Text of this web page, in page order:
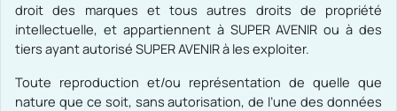
droit des marques et tous autres droits de propriété
intellectuelle, et appartiennent à SUPER AVENIR ou à des
tiers ayant autorisé SUPER AVENIR à les exploiter.
Toute reproduction et/ou représentation de quelle que
nature que ce soit, sans autorisation, de l’une des données